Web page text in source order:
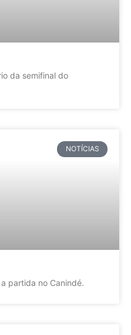
da semifinal do
NOTÍCIAS
partida no Canindé.